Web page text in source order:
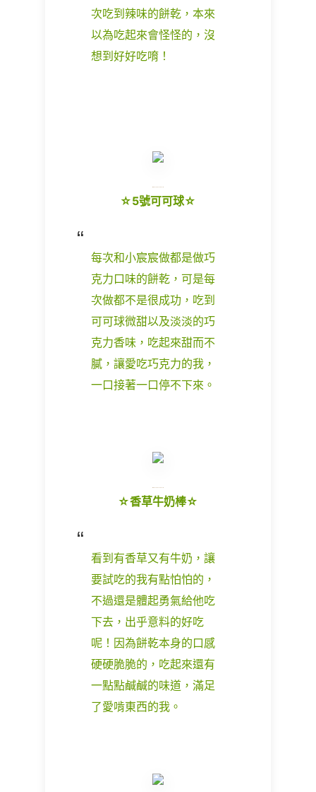
次吃到辣味的餅乾，本來
以為吃起來會怪怪的，沒
想到好好吃唷！
☆5號可可球☆
每次和小宸宸做都是做巧
克力口味的餅乾，可是每
次做都不是很成功，吃到
可可球微甜以及淡淡的巧
克力香味，吃起來甜而不
膩，讓愛吃巧克力的我，
一口接著一口停不下來。
☆香草牛奶棒☆
看到有香草又有牛奶，讓
要試吃的我有點怕怕的，
不過還是體起勇氣給他吃
下去，出乎意料的好吃
呢！因為餅乾本身的口感
硬硬脆脆的，吃起來還有
一點點鹹鹹的味道，滿足
了愛啃東西的我。